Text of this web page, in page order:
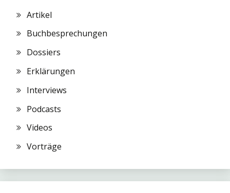
Artikel
Buchbesprechungen
Dossiers
Erklärungen
Interviews
Podcasts
Videos
Vorträge